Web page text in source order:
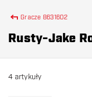
Gracze 8631602
Rusty-Jake
4 artykuły